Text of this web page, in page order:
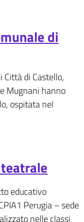
di
Città di Castello,
Mugnani hanno
ospitata nel
educativo
Perugia – sede
nelle classi